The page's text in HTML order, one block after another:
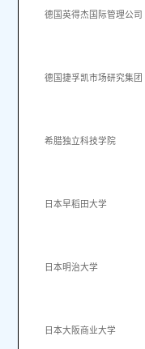
德国英得杰 国际管理公司
德国捷孚凯市场研究集团
希腊独立科技学院
日本早稻田大学
日本明治大学
日本大阪商业大学